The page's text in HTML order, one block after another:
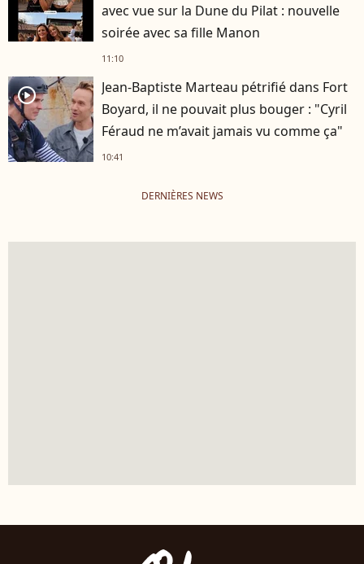
avec vue sur la Dune du Pilat : nouvelle
soirée avec sa fille Manon
11:10
player2
Jean-Baptiste Marteau pétrifié dans Fort
Boyard, il ne pouvait plus bouger : "Cyril
Féraud ne m’avait jamais vu comme ça"
10:41
DERNIÈRES NEWS